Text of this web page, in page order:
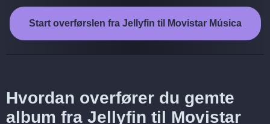
Start overførslen fra Jellyfin til Movistar Música
Hvordan overfører du gemte
album fra Jellyfin til Movistar